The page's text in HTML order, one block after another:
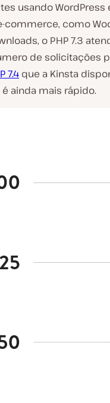
usando WordPress
commerce, como
o PHP 7.3
de solicitações
7.4 que a Kinsta
ainda mais rápido.